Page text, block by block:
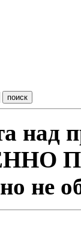
над
не